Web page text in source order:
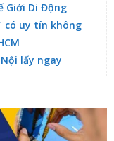
Giới Di Động
có uy tín không
lấy ngay